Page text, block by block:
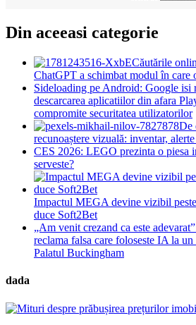
Din aceeasi categorie
Căutările
ChatGPT a schimbat modul în care
Sideloading pe Android: Google isi
descarcarea aplicatiilor din afara
compromite securitatea utilizatorilor
De
recunoaștere vizuală: inventar,
CES 2026: LEGO prezinta o piesa
serveste?
Impactul MEGA devine vizibil
duce Soft2Bet
„Am venit crezand ca este
reclama falsa care foloseste IA la
Palatul Buckingham
dada